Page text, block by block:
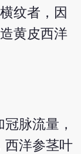
纹者，因
黄皮西洋
脉流量，
西洋参茎叶